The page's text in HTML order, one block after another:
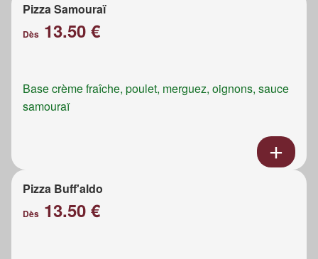
Pizza Samouraï
Dès 13.50 €
Base crème fraîche, poulet, merguez, oignons, sauce
samouraï
Pizza Buff'aldo
Dès 13.50 €